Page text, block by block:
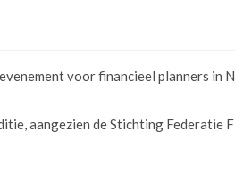
voor financieel planners in
aangezien de Stichting Federatie